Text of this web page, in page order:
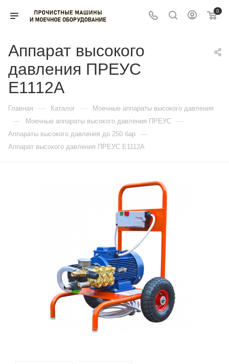
0
Аппарат высокого
давления ПРЕУС
Е1112А
Главная — Каталог — Моечные аппараты высокого давления
— Моечные аппараты высокого давления ПРЕУС —
Аппараты высокого давления до 250 бар —
Аппарат высокого давления ПРЕУС Е1112А